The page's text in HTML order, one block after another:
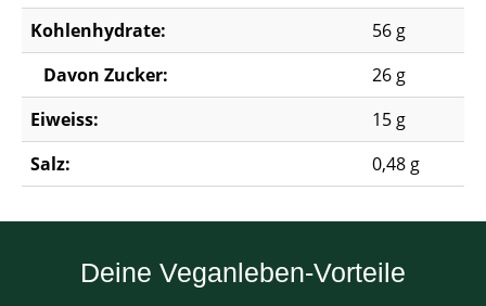
Kohlenhydrate:
56 g
Davon Zucker:
26 g
Eiweiss:
15 g
Salz:
0,48 g
Deine Veganleben-Vorteile